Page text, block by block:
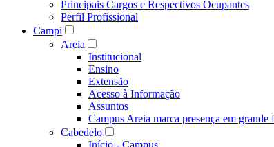
Principais Cargos e Respectivos Ocupantes
Perfil Profissional
Campi
Areia
Institucional
Ensino
Extensão
Acesso à Informação
Assuntos
Campus Areia marca presença em grande
Cabedelo
Início - Campus